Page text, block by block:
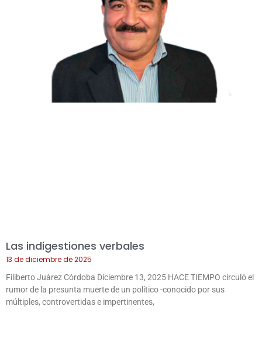
Las indigestiones verbales
13 de diciembre de 2025
Filiberto Juárez Córdoba Diciembre 13, 2025 HACE TIEMPO circuló el
rumor de la presunta muerte de un político -conocido por sus
múltiples, controvertidas e impertinentes,